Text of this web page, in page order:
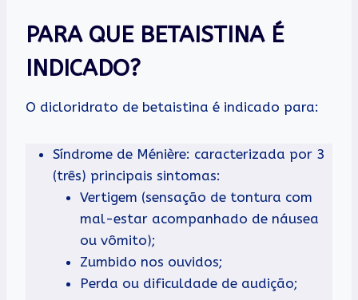
PARA QUE BETAISTINA É
INDICADO?
O dicloridrato de betaistina é indicado para:
Síndrome de Ménière: caracterizada por 3
(três) principais sintomas:
Vertigem (sensação de tontura com
mal-estar acompanhado de náusea
ou vômito);
Zumbido nos ouvidos;
Perda ou dificuldade de audição;